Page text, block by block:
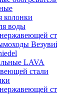
колонки
воды
LAVA
стали